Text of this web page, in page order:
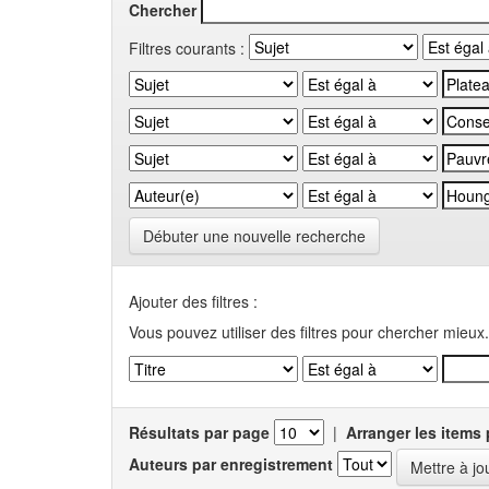
Chercher
Filtres courants :
Débuter une nouvelle recherche
Ajouter des filtres :
Vous pouvez utiliser des filtres pour chercher mieux.
Résultats par page | Arranger les items
Auteurs par enregistrement